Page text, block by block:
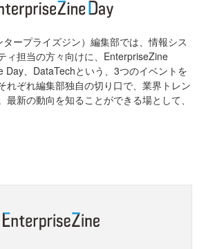
ープライズジン）編集部では、情報シス
ィ担当の方々向けに、EnterpriseZine
Day、DataTechという、3つのイベントを
れぞれ編集部独自の切り口で、業界トレン
最新の動向を知ることができる場として、